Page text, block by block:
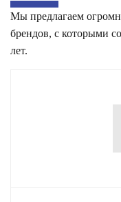
Мы предлагаем
брендов, с которыми
лет.